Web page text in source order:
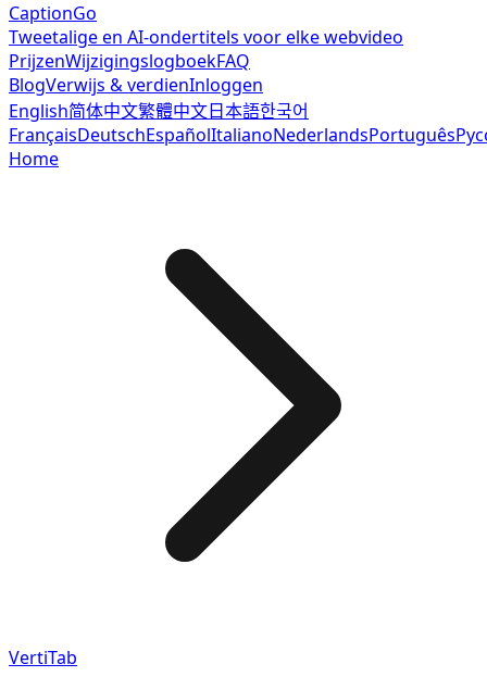
CaptionGo
Tweetalige en AI-ondertitels voor elke webvideo
PrijzenWijzigingslogboekFAQ
BlogVerwijs & verdienInloggen
English简体中文繁體中文日本語한국어
FrançaisDeutschEspañolItalianoNederlandsPortuguês
Home
VertiTab